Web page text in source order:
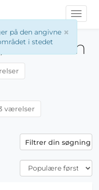
Toggle
×
på den angivne
i stedet
værelser
Filtrer din søgning